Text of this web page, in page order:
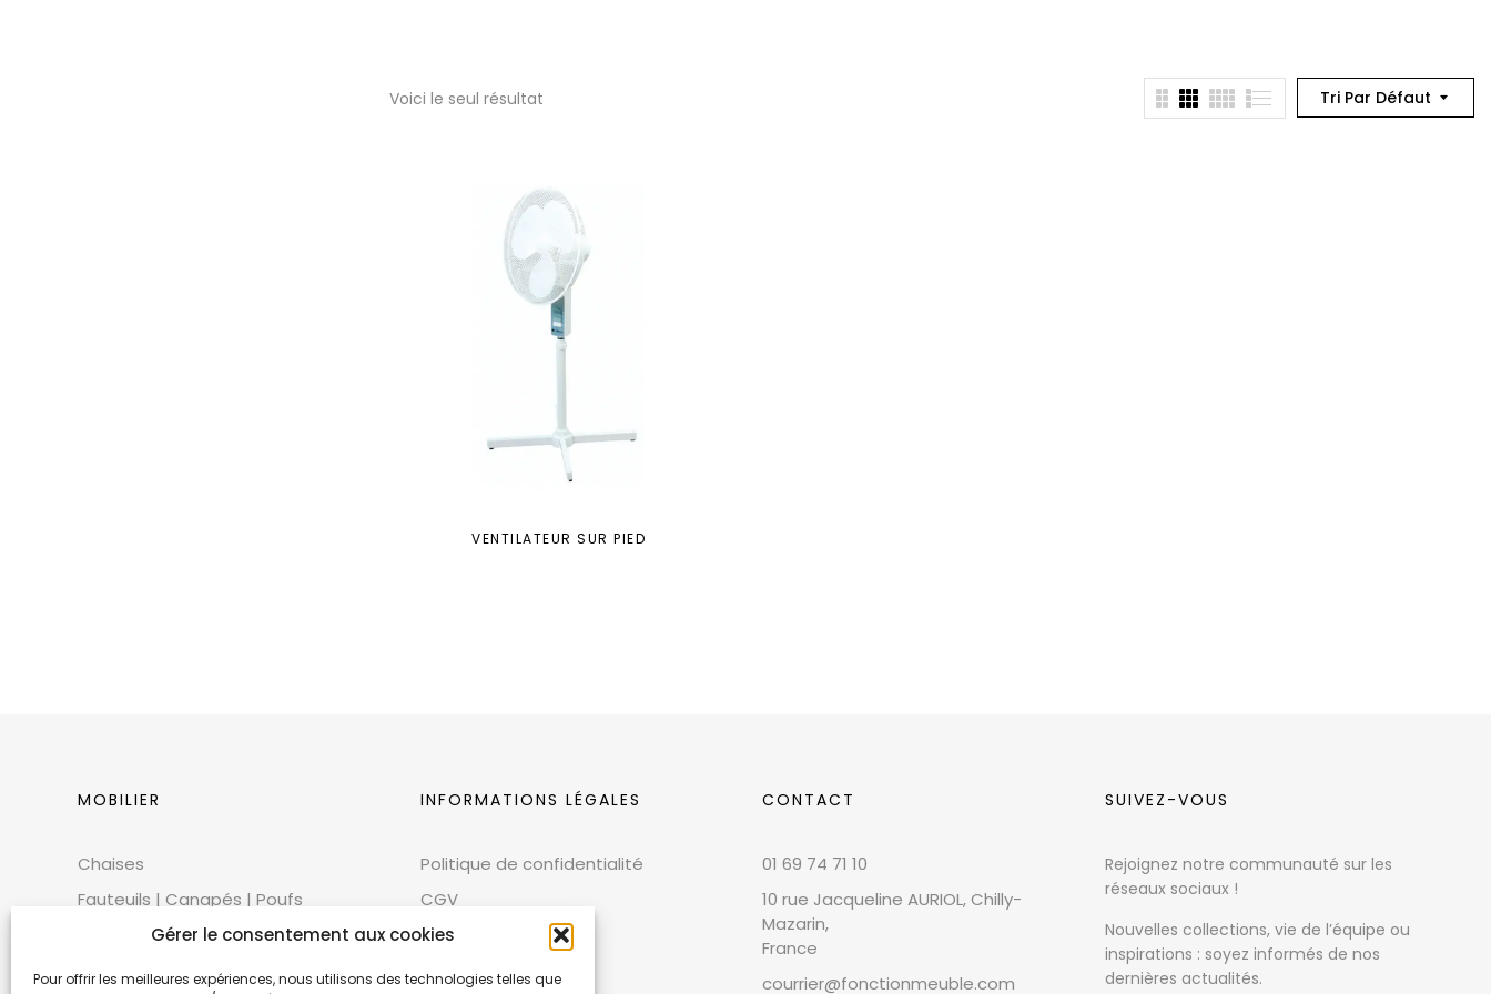
Gérer le consentement aux cookies
Pour offrir les meilleures expériences, nous utilisons des technologies telles que
Tri Par Défaut
Voici le seul résultat
VENTILATEUR SUR PIED
MOBILIER
Chaises
Fauteuils | Canapés | Poufs
Mobilier extérieur
Tables
INFORMATIONS LÉGALES
Politique de confidentialité
CGV
CGU
Cookies
CONTACT
01 69 74 71 10
10 rue Jacqueline AURIOL, Chilly-
Mazarin,
France
courrier@fonctionmeuble.com
SUIVEZ-VOUS
Rejoignez notre communauté sur les
réseaux sociaux !
Nouvelles collections, vie de l’équipe ou
inspirations : soyez informés de nos
dernières actualités.